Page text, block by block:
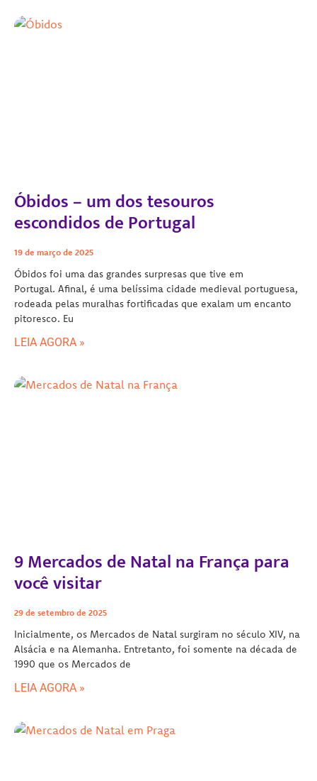
Óbidos – um dos tesouros
escondidos de Portugal
19 de março de 2025
Óbidos foi uma das grandes surpresas que tive em
Portugal. Afinal, é uma belíssima cidade medieval portuguesa,
rodeada pelas muralhas fortificadas que exalam um encanto
pitoresco. Eu
LEIA AGORA »
9 Mercados de Natal na França para
você visitar
29 de setembro de 2025
Inicialmente, os Mercados de Natal surgiram no século XIV, na
Alsácia e na Alemanha. Entretanto, foi somente na década de
1990 que os Mercados de
LEIA AGORA »